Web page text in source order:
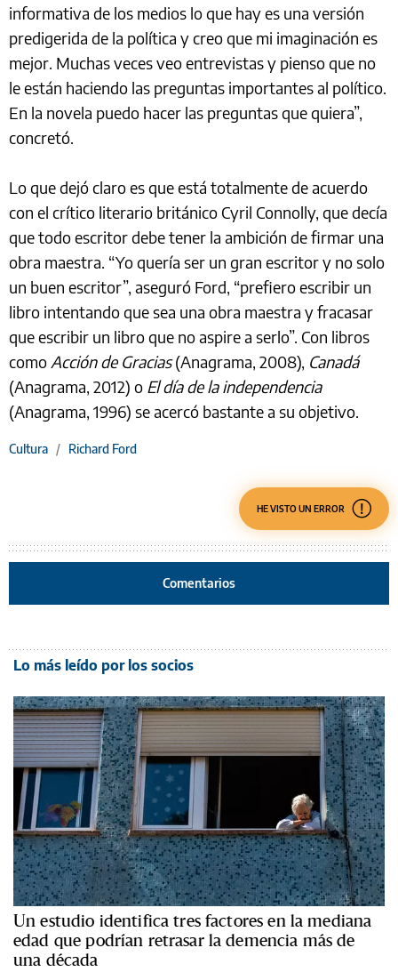
informativa de los medios lo que hay es una versión
predigerida de la política y creo que mi imaginación es
mejor. Muchas veces veo entrevistas y pienso que no
le están haciendo las preguntas importantes al político.
En la novela puedo hacer las preguntas que quiera”,
concretó.
Lo que dejó claro es que está totalmente de acuerdo
con el crítico literario británico Cyril Connolly, que decía
que todo escritor debe tener la ambición de firmar una
obra maestra. “Yo quería ser un gran escritor y no solo
un buen escritor”, aseguró Ford, “prefiero escribir un
libro intentando que sea una obra maestra y fracasar
que escribir un libro que no aspire a serlo”. Con libros
como Acción de Gracias(Anagrama, 2008), Canadá
(Anagrama, 2012) o El día de la independencia
(Anagrama, 1996) se acercó bastante a su objetivo.
Cultura / Richard Ford
HE VISTO UN ERROR
Comentarios
Lo más leído por los socios
Un estudio identifica tres factores en la mediana
edad que podrían retrasar la demencia más de
una década